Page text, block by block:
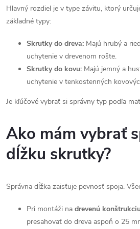
d
e
r
v
k
Hlavný rozdiel je v type závitu, ktorý
základné typy:
Skrutky do dreva: Majú hrubý a
uchytenie v drevenom rošte.
Skrutky do kovu: Majú jemný a
uchytenie v tenkostenných
Je kľúčové vybrať si správny typ podľa
Ako mám vybrať
dĺžku skrutky?
Správna dĺžka zaisťuje pevnosť spoja.
Pri montáži na drevenú
presahovať do dreva aspoň o 25